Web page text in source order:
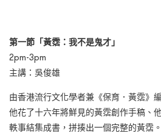
第一節「黃霑：我不是鬼才」
2pm-3pm
主講：吳俊雄
由香港流行文化學者兼《保育．黃霑》
他花了十六年將鮮見的黃霑創作手稿、
軼事結集成書，拼揍出一個完整的黃霑